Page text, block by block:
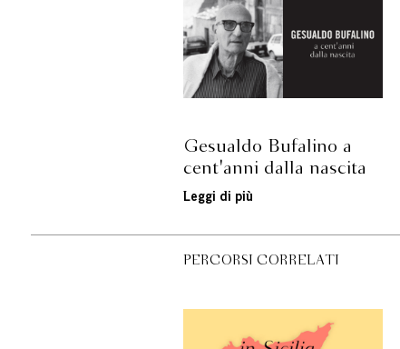
Gesualdo Bufalino a
cent'anni dalla nascita
Leggi di più
PERCORSI CORRELATI